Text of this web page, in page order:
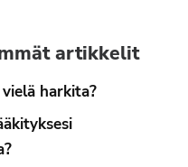
artikkelit
harkita?